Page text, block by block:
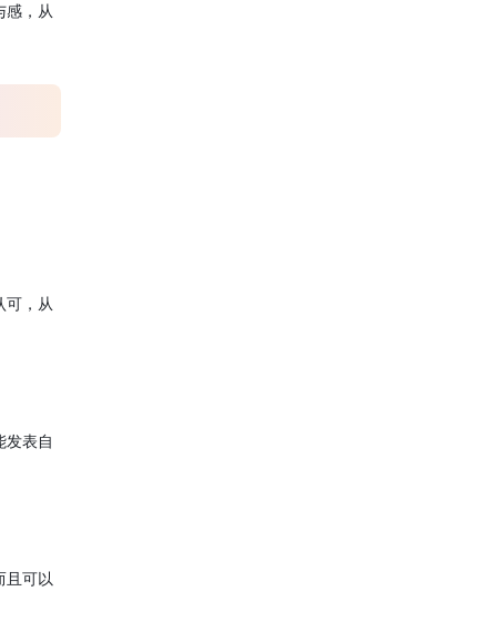
感，从
可，从
发表自
且可以